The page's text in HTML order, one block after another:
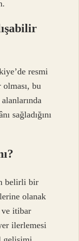
resmi
bu
sağladığını
belirli bir
olanak
ve itibar
ilerlemesi